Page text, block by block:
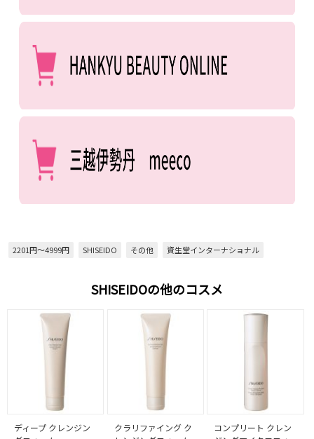
2201円～4999円 SHISEIDO その他 資生堂インターナショナル
SHISEIDOの他のコスメ
ディープ クレンジン
クラリファイング ク
コンプリート クレン